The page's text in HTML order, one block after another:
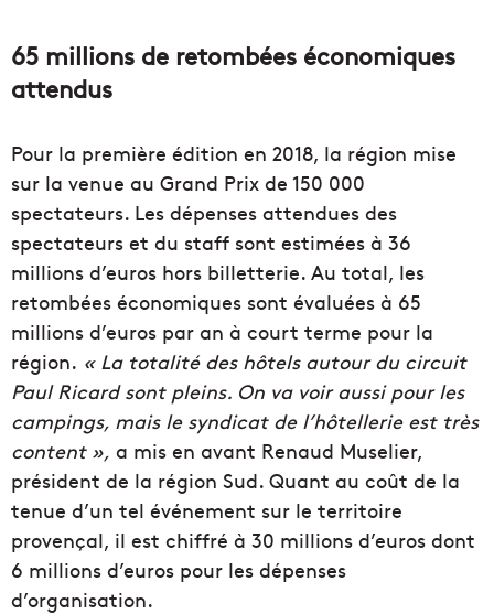
65 millions de retombées économiques
attendus
Pour la première édition en 2018, la région mise
sur la venue au Grand Prix de 150 000
spectateurs. Les dépenses attendues des
spectateurs et du staff sont estimées à 36
millions d’euros hors billetterie. Au total, les
retombées économiques sont évaluées à 65
millions d’euros par an à court terme pour la
région. « La totalité des hôtels autour du circuit
Paul Ricard sont pleins. On va voir aussi pour les
campings, mais le syndicat de l’hôtellerie est très
content », a mis en avant Renaud Muselier,
président de la région Sud. Quant au coût de la
tenue d’un tel événement sur le territoire
provençal, il est chiffré à 30 millions d’euros dont
6 millions d’euros pour les dépenses
d’organisation.